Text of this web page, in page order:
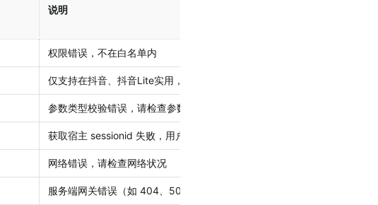
说明
权限错误，不在白名单内
仅支持在抖音、抖音Lite实用，当前 App 不支持这个功能
参数类型校验错误，请检查参数类型
获取宿主 sessionid 失败，用户未登录
网络错误，请检查网络状况
服务端网关错误（如 404、502等），请联系客服助手